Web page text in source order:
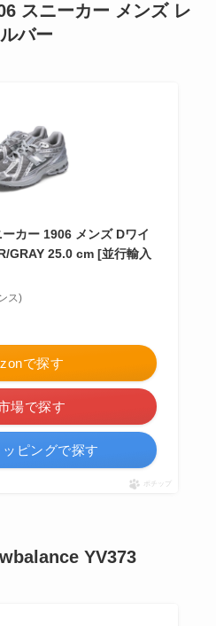
スニーカー メンズ レ
バー
カー 1906 メンズ Dワイ
GRAY 25.0 cm [並行輸入
ス)
で探す
場で探す
ピングで探す
ポチップ
YV373